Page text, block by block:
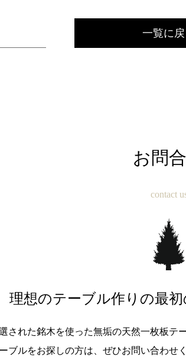
一覧に戻
お問
contact
理想のテーブル作りの最初
された銘木を使った無垢の天然一枚板テ
ブルをお探しの方は、ぜひお問い合わせ